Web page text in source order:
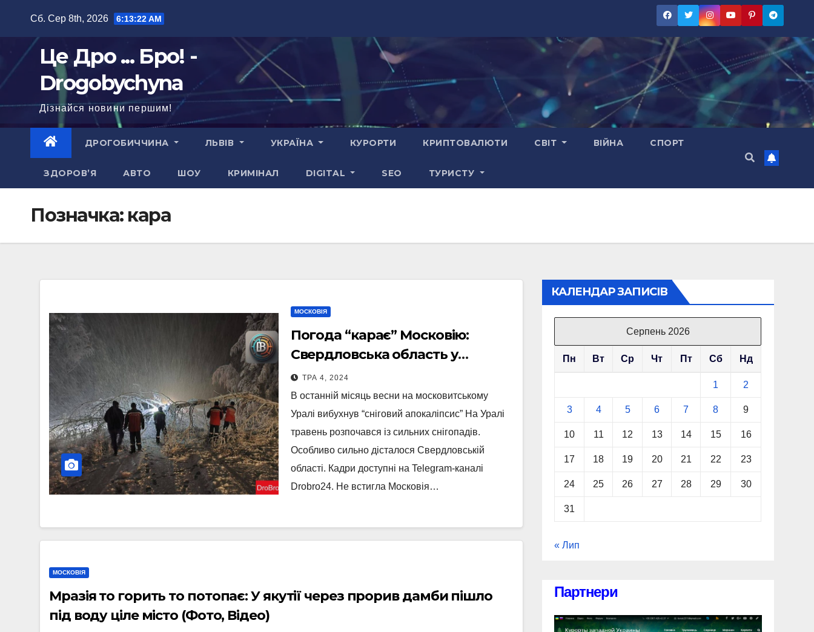
Сб. Сер 8th, 2026 6:13:23 AM
Це Дро ... Бро! -
Drogobychyna
Дізнайся новини першим!
ДРОГОБИЧЧИНА ЛЬВІВ УКРАЇНА КУРОРТИ КРИПТОВАЛЮТИ СВІТ ВІЙНА СПОРТ
ЗДОРОВ’Я АВТО ШОУ КРИМІНАЛ DIGITAL SEO ТУРИСТУ
Позначка: кара
МОСКОВІЯ
Погода “карає” Московію:
Свердловська область у
“сніговому полоні” (Фото, Відео)
ТРА 4, 2024
В останній місяць весни на московитському
Уралі вибухнув “сніговий апокаліпсис” На Уралі
травень розпочався із сильних снігопадів.
Особливо сильно дісталося Свердловській
області. Кадри доступні на Telegram-каналі
Drobro24. Не встигла Московія…
МОСКОВІЯ
Мразія то горить то потопає: У якутії через прорив дамби пішло
під воду ціле місто (Фото, Відео)
КАЛЕНДАР ЗАПИСІВ
Серпень 2026
Пн Вт Ср Чт Пт Сб Нд
1 2
3 4 5 6 7 8 9
10 11 12 13 14 15 16
17 18 19 20 21 22 23
24 25 26 27 28 29 30
31
« Лип
Партнери